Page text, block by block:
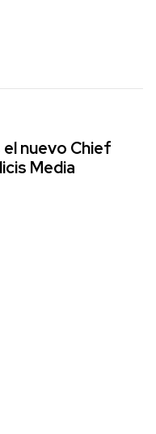
nuevo Chief
Media